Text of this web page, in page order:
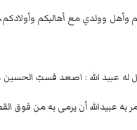
وولدي مع أهاليكم
له عبيد الله : اصعد فسبّ
به عبيدالله أن يرمى به من فوق